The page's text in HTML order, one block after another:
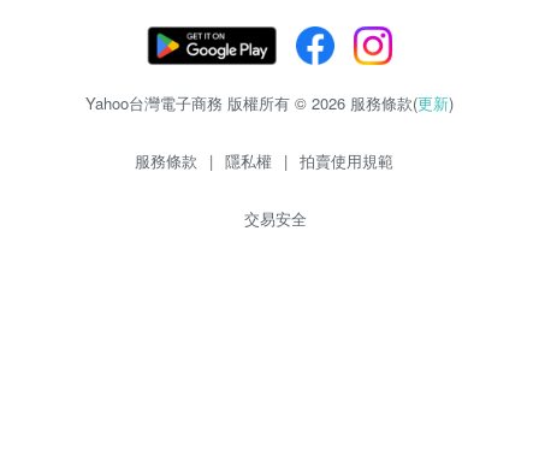
Yahoo台灣電子商務 版權所有 © 2026 服務條款(更新)
服務條款 | 隱私權 | 拍賣使用規範
交易安全